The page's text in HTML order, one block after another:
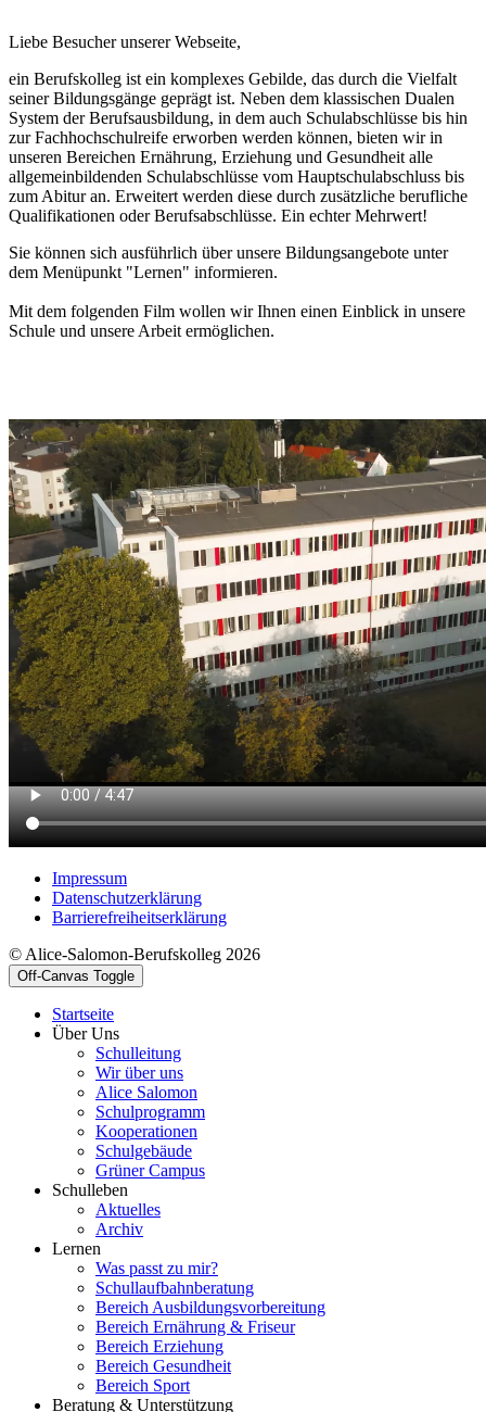
Liebe Besucher unserer Webseite,
ein Berufskolleg ist ein komplexes Gebilde, das durch die Vielfalt
seiner Bildungsgänge geprägt ist. Neben dem klassischen Dualen
System der Berufsausbildung, in dem auch Schulabschlüsse bis hin
zur Fachhochschulreife erworben werden können, bieten wir in
unseren Bereichen Ernährung, Erziehung und Gesundheit alle
allgemeinbildenden Schulabschlüsse vom Hauptschulabschluss bis
zum Abitur an. Erweitert werden diese durch zusätzliche berufliche
Qualifikationen oder Berufsabschlüsse. Ein echter Mehrwert!
Sie können sich ausführlich über unsere Bildungsangebote unter
dem Menüpunkt "Lernen" informieren.
Mit dem folgenden Film wollen wir Ihnen einen Einblick in unsere
Schule und unsere Arbeit ermöglichen.
Impressum
Datenschutzerklärung
Barrierefreiheitserklärung
© Alice-Salomon-Berufskolleg 2026
Off-Canvas Toggle
Startseite
Über Uns
Schulleitung
Wir über uns
Alice Salomon
Schulprogramm
Kooperationen
Schulgebäude
Grüner Campus
Schulleben
Aktuelles
Archiv
Lernen
Was passt zu mir?
Schullaufbahnberatung
Bereich Ausbildungsvorbereitung
Bereich Ernährung & Friseur
Bereich Erziehung
Bereich Gesundheit
Bereich Sport
Beratung & Unterstützung